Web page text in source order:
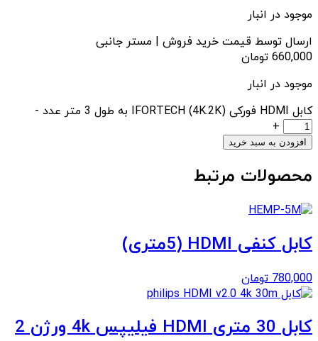
موجود در انبار
ارسال توسط قیمت خرید فروش | مستر جانبی
660,000 تومان
موجود در انبار
کابل HDMI فورکی (4K.2K) IFORTECH به طول 3 متر عدد
-
+
افزودن به سبد خرید
محصولات مرتبط
کابل کنفی HDMI (5متری)
780,000 تومان
کابل 30 متری HDMI فیلیپس 4k ورژن 2